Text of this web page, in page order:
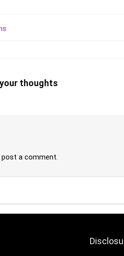
thoughts
a comment.